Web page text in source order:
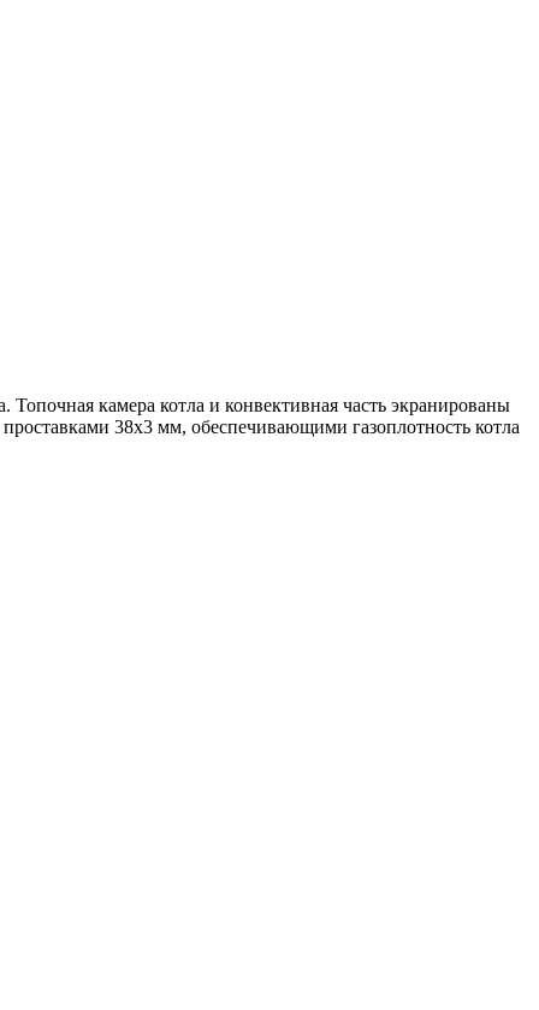
камера котла и конвективная часть экранированы
38х3 мм, обеспечивающими газоплотность котла